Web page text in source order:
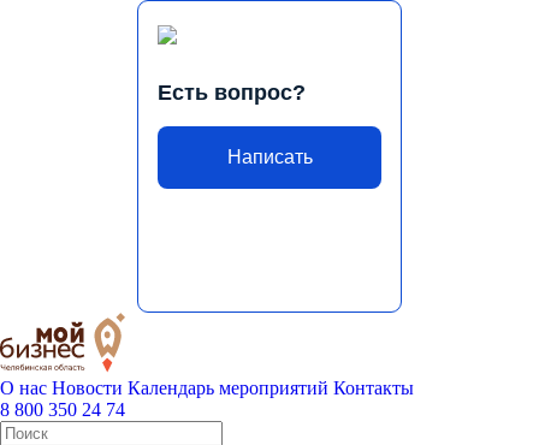
Есть вопрос?
Написать
О нас Новости Календарь мероприятий Контакты
8 800 350 24 74